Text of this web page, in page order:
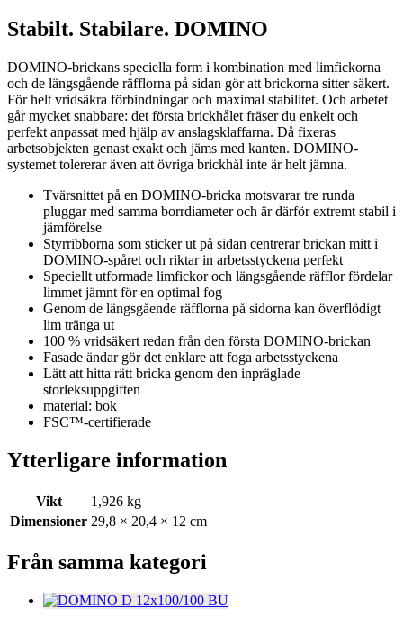
Stabilt. Stabilare. DOMINO
DOMINO-brickans speciella form i kombination med limfickorna
och de längsgående räfflorna på sidan gör att brickorna sitter säkert.
För helt vridsäkra förbindningar och maximal stabilitet. Och arbetet
går mycket snabbare: det första brickhålet fräser du enkelt och
perfekt anpassat med hjälp av anslagsklaffarna. Då fixeras
arbetsobjekten genast exakt och jäms med kanten. DOMINO-
systemet tolererar även att övriga brickhål inte är helt jämna.
Tvärsnittet på en DOMINO-bricka motsvarar tre runda
pluggar med samma borrdiameter och är därför extremt stabil i
jämförelse
Styrribborna som sticker ut på sidan centrerar brickan mitt i
DOMINO-spåret och riktar in arbetsstyckena perfekt
Speciellt utformade limfickor och längsgående räfflor fördelar
limmet jämnt för en optimal fog
Genom de längsgående räfflorna på sidorna kan överflödigt
lim tränga ut
100 % vridsäkert redan från den första DOMINO-brickan
Fasade ändar gör det enklare att foga arbetsstyckena
Lätt att hitta rätt bricka genom den inpräglade
storleksuppgiften
material: bok
FSC™-certifierade
Ytterligare information
Vikt
1,926 kg
Dimensioner 29,8 × 20,4 × 12 cm
Från samma kategori